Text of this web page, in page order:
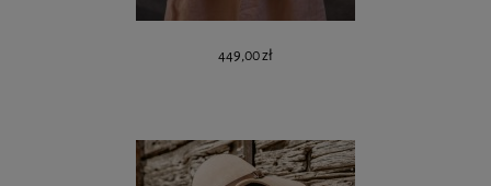
449,00 zł